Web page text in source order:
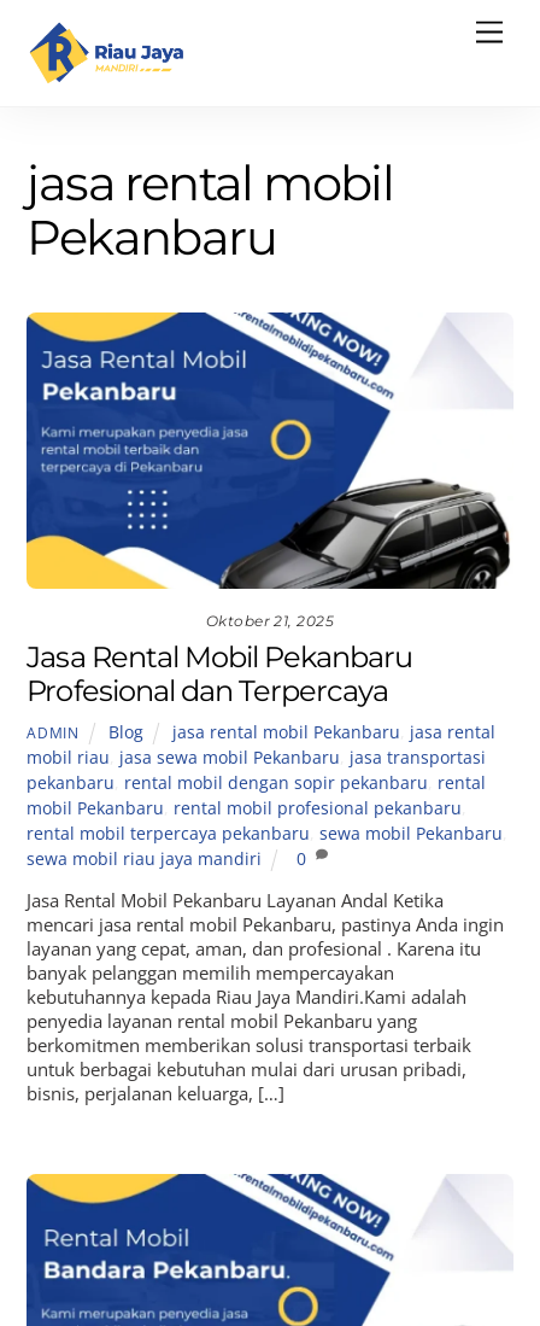
content
jasa rental mobil
Pekanbaru
Oktober 21, 2025
Jasa Rental Mobil Pekanbaru
Profesional dan Terpercaya
ADMIN Blog jasa rental mobil Pekanbaru jasa rental
mobil riau jasa sewa mobil Pekanbaru jasa transportasi
pekanbaru rental mobil dengan sopir pekanbaru rental
mobil Pekanbaru rental mobil profesional pekanbaru
rental mobil terpercaya pekanbaru ,sewa mobil Pekanbaru
sewa mobil riau jaya mandiri
0
Jasa Rental Mobil Pekanbaru Layanan Andal Ketika
mencari jasa rental mobil Pekanbaru, pastinya Anda ingin
layanan yang cepat, aman, dan profesional . Karena itu
banyak pelanggan memilih mempercayakan
kebutuhannya kepada Riau Jaya Mandiri.Kami adalah
penyedia layanan rental mobil Pekanbaru yang
berkomitmen memberikan solusi transportasi terbaik
untuk berbagai kebutuhan mulai dari urusan pribadi,
bisnis, perjalanan keluarga, […]